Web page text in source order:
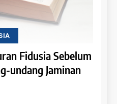
HUKUM JAMINAN - FIDUSIA
Ketentuan Peralihan
Fidusia